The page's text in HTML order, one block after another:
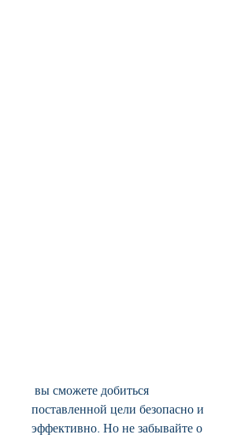
поставленной цели безопасно и
эффективно. Но не забывайте о